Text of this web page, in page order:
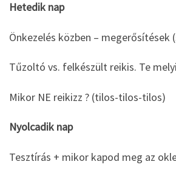
Hetedik nap
Önkezelés közben – megerősítések
Tűzoltó vs. felkészült reikis. Te
Mikor NE reikizz ? (tilos-tilos-tilos)
Nyolcadik nap
Tesztírás + mikor kapod meg az